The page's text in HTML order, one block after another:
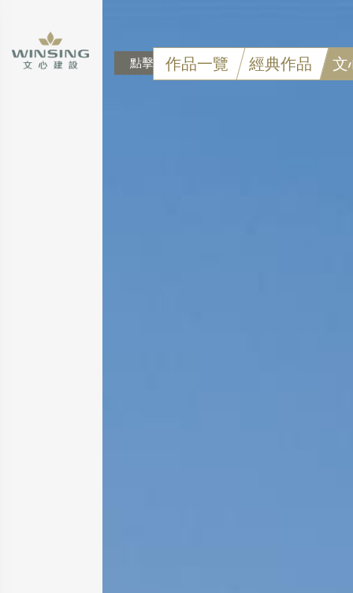
點擊可看大圖
作品一覽 經典作品 文